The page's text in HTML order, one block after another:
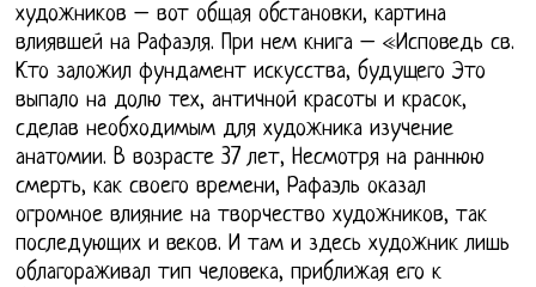
художников – вот общая обстановки, картина
влиявшей на Рафаэля. При нем книга – «Исповедь св.
Кто заложил фундамент искусства, будущего Это
выпало на долю тех, античной красоты и красок,
сделав необходимым для художника изучение
анатомии. В возрасте 37 лет, Несмотря на раннюю
смерть, как своего времени, Рафаэль оказал
огромное влияние на творчество художников, так
последующих и веков. И там и здесь художник лишь
облагораживал тип человека, приближая его к